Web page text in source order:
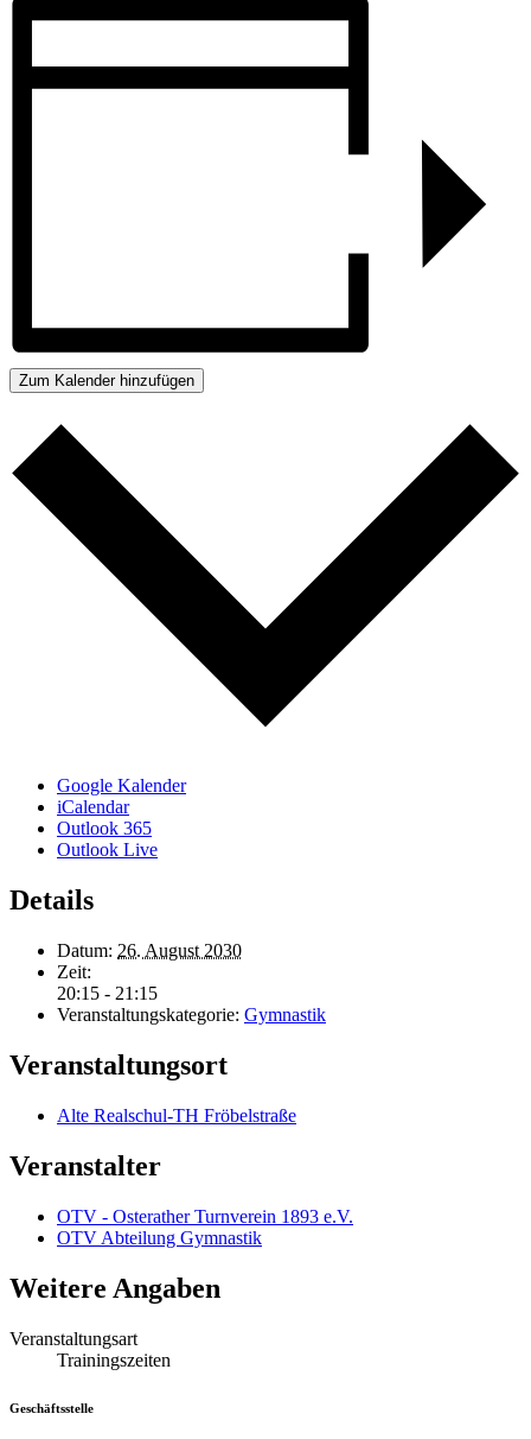
Zum Kalender hinzufügen
Google Kalender
iCalendar
Outlook 365
Outlook Live
Details
Datum: 26. August 2030
Zeit:
20:15 - 21:15
Veranstaltungskategorie: Gymnastik
Veranstaltungsort
Alte Realschul-TH Fröbelstraße
Veranstalter
OTV - Osterather Turnverein 1893 e.V.
OTV Abteilung Gymnastik
Weitere Angaben
Veranstaltungsart
Trainingszeiten
Geschäftsstelle